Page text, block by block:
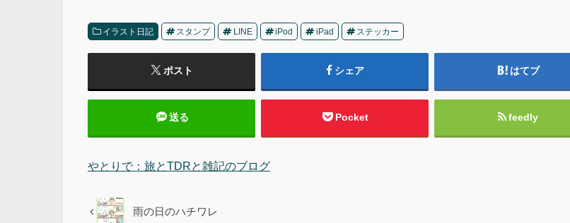
イラスト日記 スタンプ LINE iPod iPad ステッカー
ポスト シェア はてブ
送る Pocket feedly
やとりで：旅とTDRと雑記のブログ
雨の日のハチワレ